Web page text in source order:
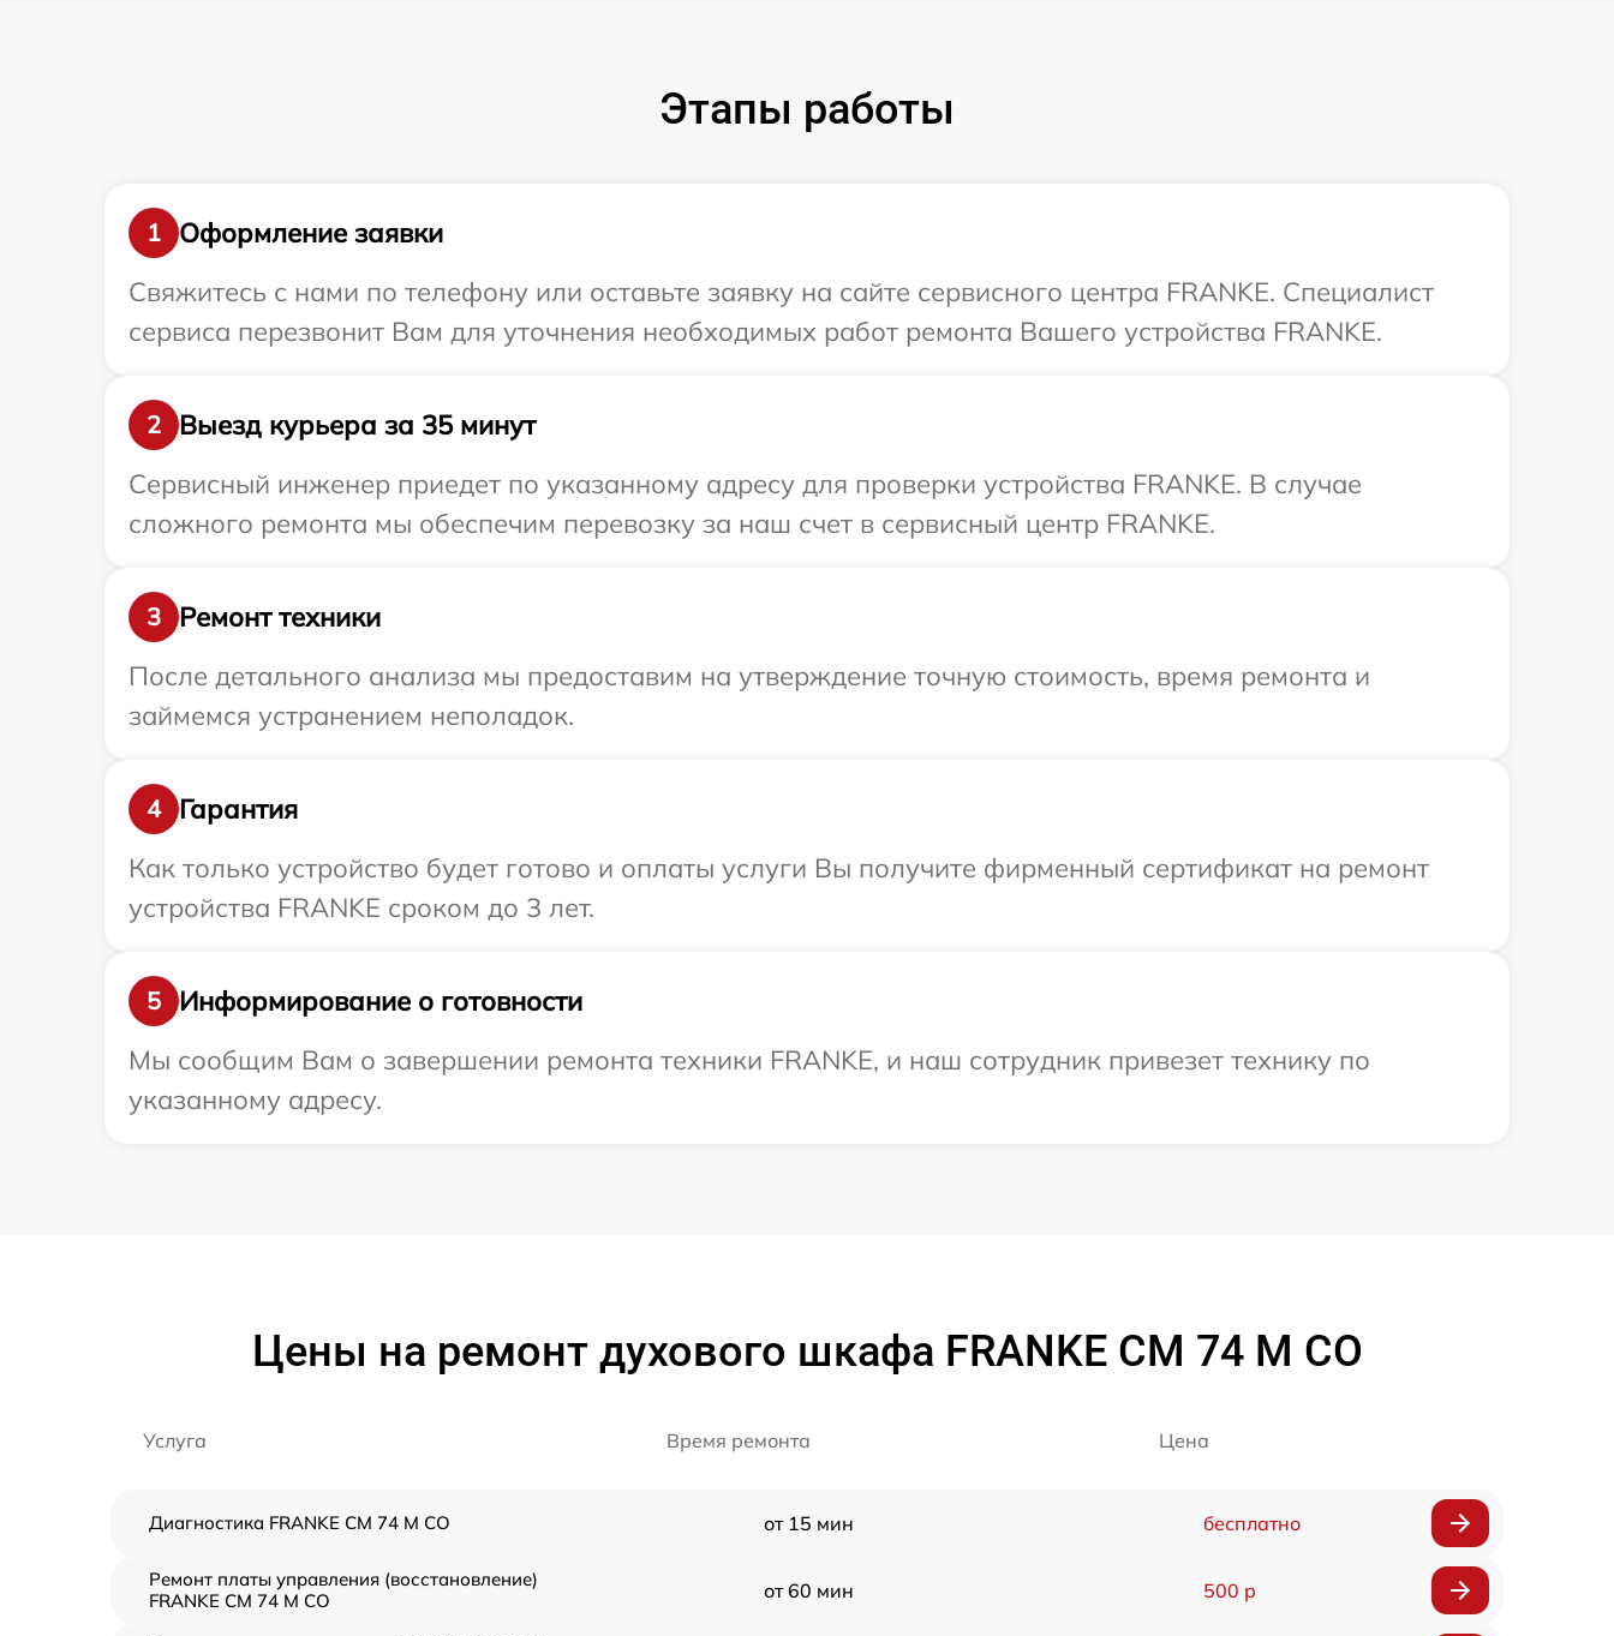
Этапы работы
1
Оформление заявки
Свяжитесь с нами по телефону или оставьте заявку на сайте сервисного центра FRANKE. Специалист
сервиса перезвонит Вам для уточнения необходимых работ ремонта Вашего устройства FRANKE.
2
Выезд курьера за 35 минут
Сервисный инженер приедет по указанному адресу для проверки устройства FRANKE. В случае
сложного ремонта мы обеспечим перевозку за наш счет в сервисный центр FRANKE.
3
Ремонт техники
После детального анализа мы предоставим на утверждение точную стоимость, время ремонта и
займемся устранением неполадок.
4
Гарантия
Как только устройство будет готово и оплаты услуги Вы получите фирменный сертификат на ремонт
устройства FRANKE сроком до 3 лет.
5
Информирование о готовности
Мы сообщим Вам о завершении ремонта техники FRANKE, и наш сотрудник привезет технику по
указанному адресу.
Цены на ремонт духового шкафа FRANKE CM 74 M CO
Услуга Время ремонта Цена
Диагностика FRANKE CM 74 M CO от 15 мин бесплатно
Ремонт платы управления (восстановление)
FRANKE CM 74 M CO
от 60 мин 500 р